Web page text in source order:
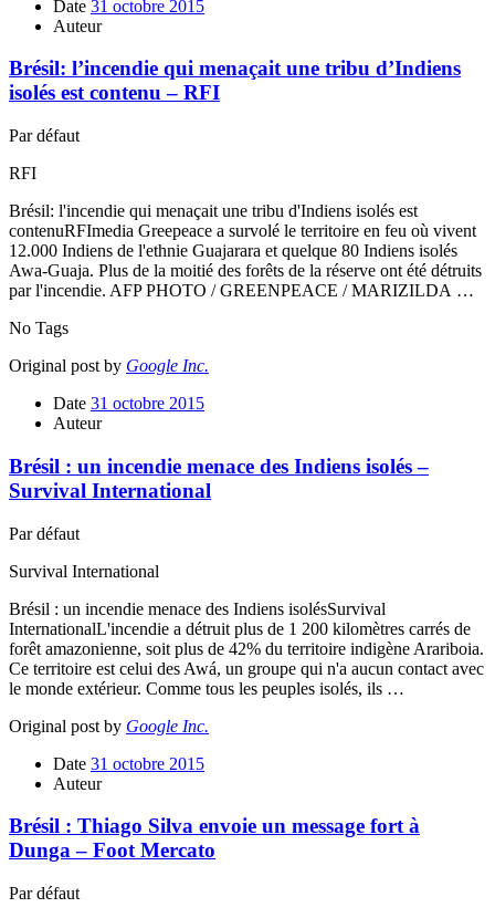
Date 31 octobre 2015
Auteur
Brésil: l’incendie qui menaçait une tribu d’Indiens
isolés est contenu – RFI
Par défaut
RFI
Brésil: l'incendie qui menaçait une tribu d'Indiens isolés est
contenuRFImedia Greepeace a survolé le territoire en feu où vivent
12.000 Indiens de l'ethnie Guajarara et quelque 80 Indiens isolés
Awa-Guaja. Plus de la moitié des forêts de la réserve ont été détruits
par l'incendie. AFP PHOTO / GREENPEACE / MARIZILDA …
No Tags
Original post by Google Inc.
Date 31 octobre 2015
Auteur
Brésil : un incendie menace des Indiens isolés –
Survival International
Par défaut
Survival International
Brésil : un incendie menace des Indiens isolésSurvival
InternationalL'incendie a détruit plus de 1 200 kilomètres carrés de
forêt amazonienne, soit plus de 42% du territoire indigène Arariboia.
Ce territoire est celui des Awá, un groupe qui n'a aucun contact avec
le monde extérieur. Comme tous les peuples isolés, ils …
Original post by Google Inc.
Date 31 octobre 2015
Auteur
Brésil : Thiago Silva envoie un message fort à
Dunga – Foot Mercato
Par défaut